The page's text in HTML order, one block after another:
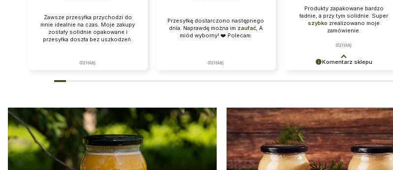
Zawsze przesyłka przychodzi do
mnie idealnie na czas. Moje zakupy
zostały solidnie opakowane i
przesyłka doszła bez uszkodzeń.
dzisiaj
Przesyłkę dostarczono następnego
dnia. Naprawdę można im zaufać, A
miód wyborny! ❤️ Polecam.
dzisiaj Komentarz sklepu
świetnym klientom. Dziękujemy raz
jeszcze!
Produkty zapakowane bardzo
ładnie, a przy tym solidnie. Super
szybko zrealizowano moje
zamówienie.
dzisiaj